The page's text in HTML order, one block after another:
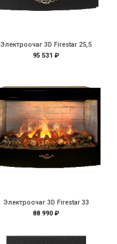
Электроочаг 3D Firestar 25,5
95 531 ₽
Электроочаг 3D Firestar 33
88 990 ₽